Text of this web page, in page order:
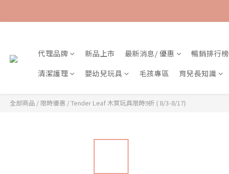
代理品牌 新品上市 最新消息/ 優惠 暢銷排行榜
清潔護理
嬰幼兒玩具 毛孩專區 育兒長知識
全部商品 / 限時優惠 /Tender Leaf 木質玩具限時9折 ( 8/3-8/17)